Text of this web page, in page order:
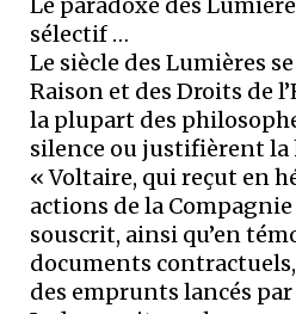
Le paradoxe des
sélectif …
Le siècle des Lumières
Raison et des Droits de
la plupart des
silence ou justifièrent la
« Voltaire, qui reçut en
actions de la
souscrit, ainsi qu’en
documents contractuels,
des emprunts lancés